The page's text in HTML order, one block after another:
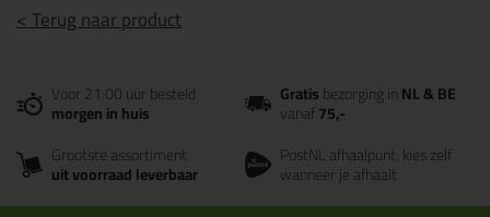
< Terug naar product
Voor 21:00 uur besteld
morgen in huis
Gratisbezorging inNL & BE
vanaf75,-
Grootste assortiment
uit voorraad leverbaar
PostNL afhaalpunt: kies zelf
wanneer je afhaalt